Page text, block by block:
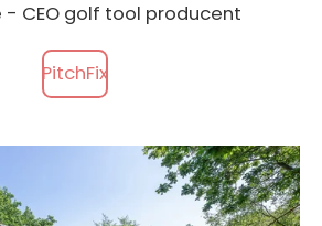
- CEO golf tool producent
PitchFix